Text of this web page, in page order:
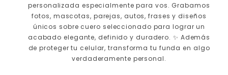
personalizada especialmente para vos. Grabamos
fotos, mascotas, parejas, autos, frases y diseños
únicos sobre cuero seleccionado para lograr un
acabado elegante, definido y duradero. ✨ Además
de proteger tu celular, transforma tu funda en algo
verdaderamente personal.
⮜ DESLIZA ⮞